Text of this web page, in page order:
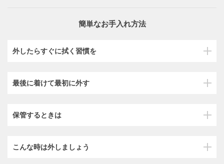
簡単なお手入れ方法
外したらすぐに拭く習慣を
最後に着けて最初に外す
保管するときは
こんな時は外しましょう